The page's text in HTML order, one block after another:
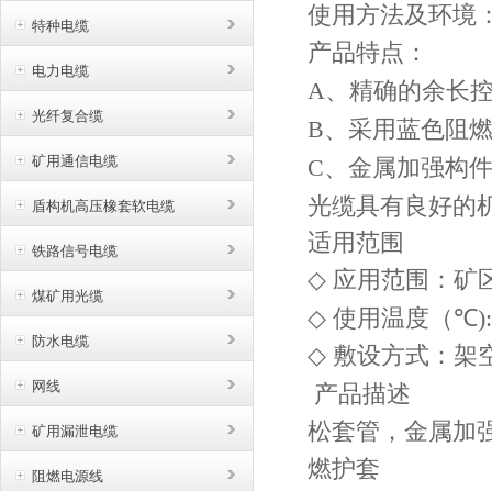
特种电缆
电力电缆
光纤复合缆
矿用通信电缆
盾构机高压橡套软电缆
铁路信号电缆
煤矿用光缆
防水电缆
网线
矿用漏泄电缆
阻燃电源线
使用方法及环境
产品特点：
A、精确的余长
B、采用蓝色阻
C、金属加强构
光缆具有良好的
适用范围
◇ 应用范围：矿
◇ 使用温度（℃
◇ 敷设方式：架
产品描述
松套管，金属加
燃护套